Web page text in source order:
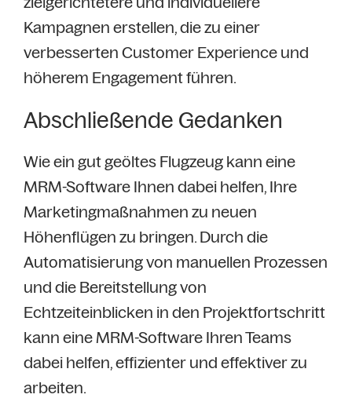
Kampagnen erstellen, die zu einer
verbesserten Customer Experience und
höherem Engagement führen.
Abschließende Gedanken
Wie ein gut geöltes Flugzeug kann eine
MRM-Software Ihnen dabei helfen, Ihre
Marketingmaßnahmen zu neuen
Höhenflügen zu bringen. Durch die
Automatisierung von manuellen Prozessen
und die Bereitstellung von
Echtzeiteinblicken in den Projektfortschritt
kann eine MRM-Software Ihren Teams
dabei helfen, effizienter und effektiver zu
arbeiten.